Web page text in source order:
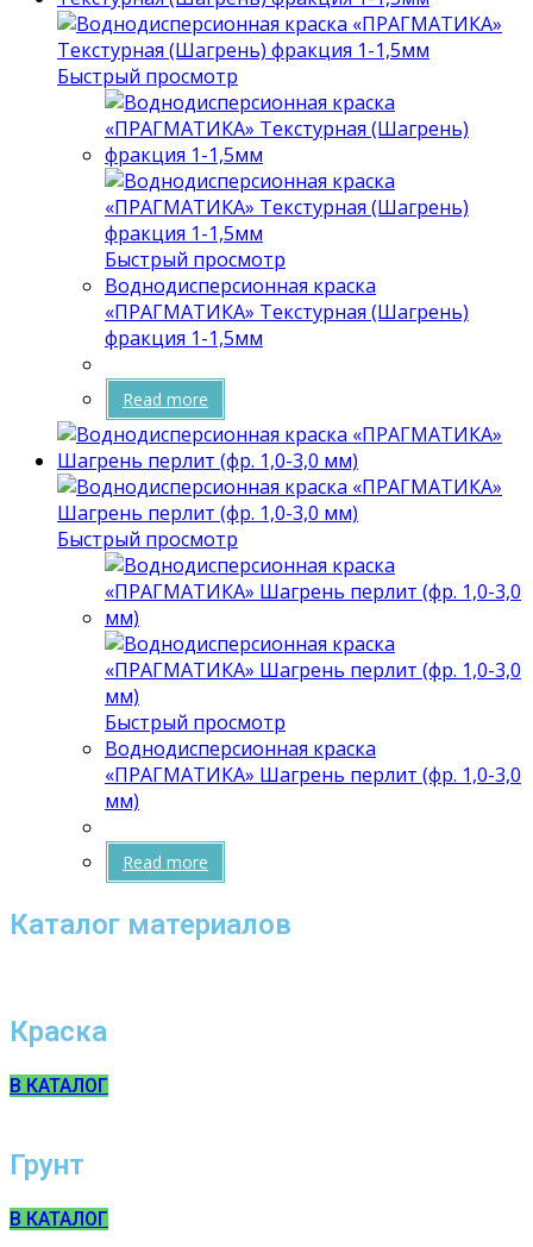
Быстрый просмотр
Быстрый просмотр
Воднодисперсионная краска
«ПРАГМАТИКА» Текстурная (Шагрень)
фракция 1-1,5мм
Read more
Быстрый просмотр
Быстрый просмотр
Воднодисперсионная краска
«ПРАГМАТИКА» Шагрень перлит (фр. 1,0-3,0
мм)
Read more
Каталог материалов
Краска
В КАТАЛОГ
Грунт
В КАТАЛОГ